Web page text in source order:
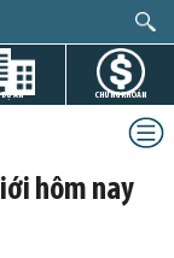
DỰ ÁN CHỨNG KHOÁN
hôm nay